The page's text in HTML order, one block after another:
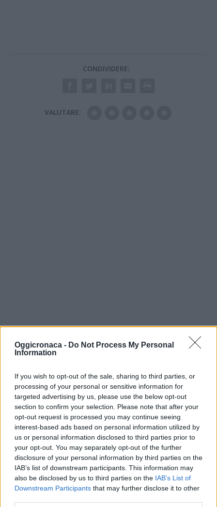
Oggicronaca - Do Not Process My Personal
Information
If you wish to opt-out of the sale, sharing to third parties, or
processing of your personal or sensitive information for
targeted advertising by us, please use the below opt-out
section to confirm your selection. Please note that after your
opt-out request is processed you may continue seeing
interest-based ads based on personal information utilized by
us or personal information disclosed to third parties prior to
your opt-out. You may separately opt-out of the further
disclosure of your personal information by third parties on the
IAB’s list of downstream participants. This information may
also be disclosed by us to third parties on the IAB’s List of
Downstream Participants that may further disclose it to other
CONDIVIDERE:
VALUTARE: